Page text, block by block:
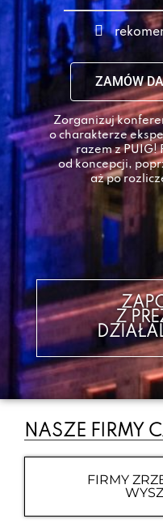
ZAMÓW
Zorganizuj
o charakterze
razem z PUIG!
od koncepcji,
aż po
Z
NASZE FIRMY
FIRMY